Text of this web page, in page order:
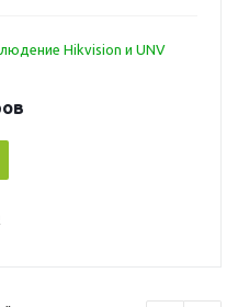
Hikvision и UNV